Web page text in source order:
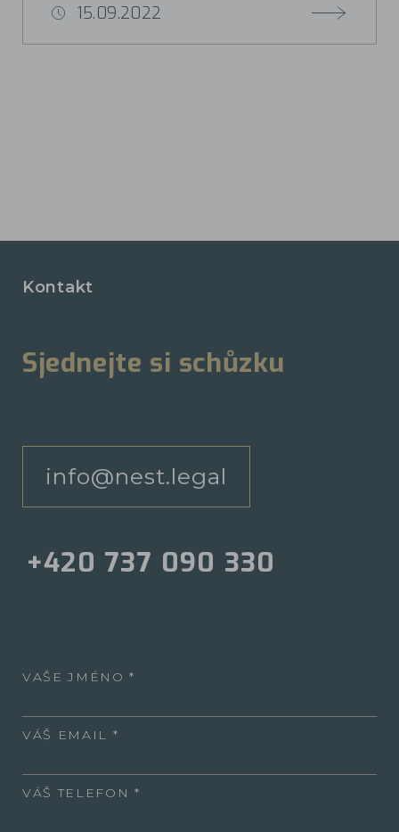
15.09.2022
Kontakt
Sjednejte si schůzku
info@nest.legal
+420 737 090 330
VAŠE JMÉNO
VÁŠ EMAIL
VÁŠ TELEFON